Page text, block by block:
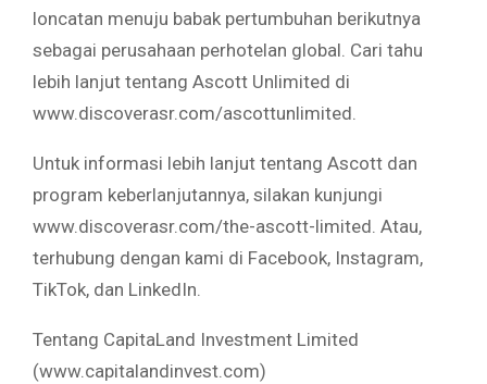
loncatan menuju babak pertumbuhan berikutnya
sebagai perusahaan perhotelan global. Cari tahu
lebih lanjut tentang Ascott Unlimited di
www.discoverasr.com/ascottunlimited.
Untuk informasi lebih lanjut tentang Ascott dan
program keberlanjutannya, silakan kunjungi
www.discoverasr.com/the-ascott-limited. Atau,
terhubung dengan kami di Facebook, Instagram,
TikTok, dan LinkedIn.
Tentang CapitaLand Investment Limited
(www.capitalandinvest.com)